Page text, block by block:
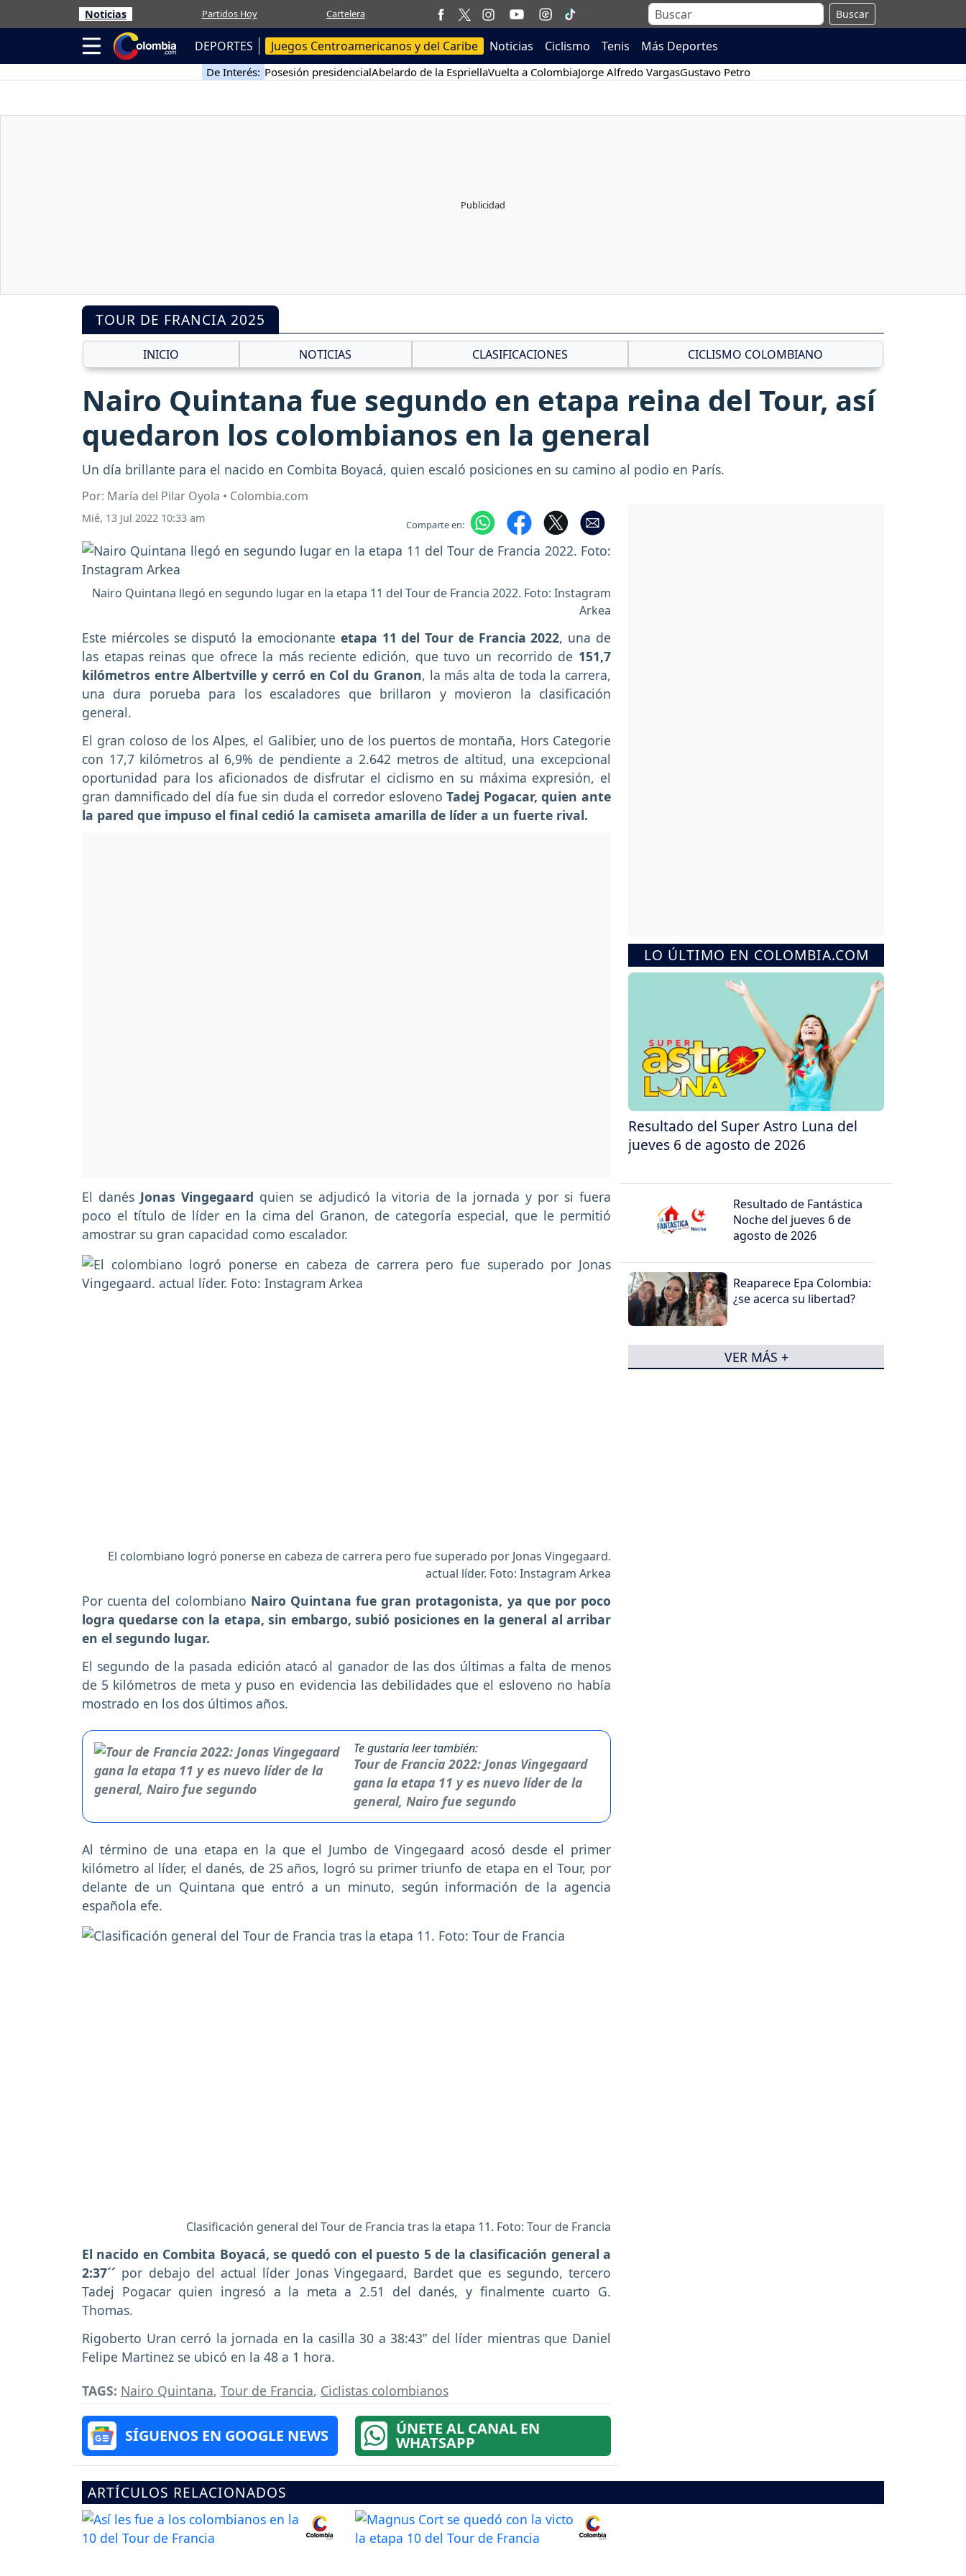
Noticias Partidos Hoy Cartelera Buscar
DEPORTES Juegos Centroamericanos y del Caribe Noticias Ciclismo Tenis Más Deportes
De Interés: Posesión presidencialAbelardo de la EspriellaVuelta a ColombiaJorge Alfredo VargasGustavo Petro
TOUR DE FRANCIA 2025
INICIO NOTICIAS CLASIFICACIONES CICLISMO COLOMBIANO
Nairo Quintana fue segundo en etapa reina del Tour, así
quedaron los colombianos en la general
Un día brillante para el nacido en Combita Boyacá, quien escaló posiciones en su camino al podio en París.
Por: María del Pilar Oyola • Colombia.com
Mié, 13 Jul 2022 10:33 am Comparte en:
Nairo Quintana llegó en segundo lugar en la etapa 11 del Tour de Francia 2022. Foto: Instagram
Arkea
Este miércoles se disputó la emocionante etapa 11 del Tour de Francia 2022, una de
las etapas reinas que ofrece la más reciente edición, que tuvo un recorrido de 151,7
kilómetros entre Albertville y cerró en Col du Granon, la más alta de toda la carrera,
una dura porueba para los escaladores que brillaron y movieron la clasificación
general.
El gran coloso de los Alpes, el Galibier, uno de los puertos de montaña, Hors Categorie
con 17,7 kilómetros al 6,9% de pendiente a 2.642 metros de altitud, una excepcional
oportunidad para los aficionados de disfrutar el ciclismo en su máxima expresión, el
gran damnificado del día fue sin duda el corredor eslovenoTadej Pogacar, quien ante
la pared que impuso el final cedió la camiseta amarilla de líder a un fuerte rival.
El danés Jonas Vingegaard quien se adjudicó la vitoria de la jornada y por si fuera
poco el título de líder en la cima del Granon, de categoría especial, que le permitió
amostrar su gran capacidad como escalador.
El colombiano logró ponerse en cabeza de carrera pero fue superado por Jonas Vingegaard.
actual líder. Foto: Instagram Arkea
Por cuenta del colombiano Nairo Quintana fue gran protagonista, ya que por poco
logra quedarse con la etapa, sin embargo, subió posiciones en la general al arribar
en el segundo lugar.
El segundo de la pasada edición atacó al ganador de las dos últimas a falta de menos
de 5 kilómetros de meta y puso en evidencia las debilidades que el esloveno no había
mostrado en los dos últimos años.
Te gustaría leer también:
Tour de Francia 2022: Jonas Vingegaard
gana la etapa 11 y es nuevo líder de la
general, Nairo fue segundo
Al término de una etapa en la que el Jumbo de Vingegaard acosó desde el primer
kilómetro al líder, el danés, de 25 años, logró su primer triunfo de etapa en el Tour, por
delante de un Quintana que entró a un minuto, según información de la agencia
española efe.
Clasificación general del Tour de Francia tras la etapa 11. Foto: Tour de Francia
El nacido en Combita Boyacá, se quedó con el puesto 5 de la clasificación general a
2:37´´ por debajo del actual líder Jonas Vingegaard, Bardet que es segundo, tercero
Tadej Pogacar quien ingresó a la meta a 2.51 del danés, y finalmente cuarto G.
Thomas.
Rigoberto Uran cerró la jornada en la casilla 30 a 38:43” del líder mientras que Daniel
Felipe Martinez se ubicó en la 48 a 1 hora.
TAGS: Nairo Quintana, Tour de Francia, Ciclistas colombianos
SÍGUENOS EN GOOGLE NEWS ÚNETE AL CANAL EN
WHATSAPP
LO ÚLTIMO EN COLOMBIA.COM
Resultado del Super Astro Luna del
jueves 6 de agosto de 2026
Resultado de Fantástica
Noche del jueves 6 de
agosto de 2026
Reaparece Epa Colombia:
¿se acerca su libertad?
VER MÁS +
ARTÍCULOS RELACIONADOS